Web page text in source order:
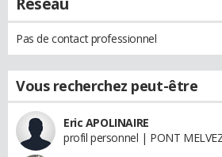
Pas de contact professionnel
Vous recherchez peut-être
Eric APOLINAIRE
profil personnel | PONT